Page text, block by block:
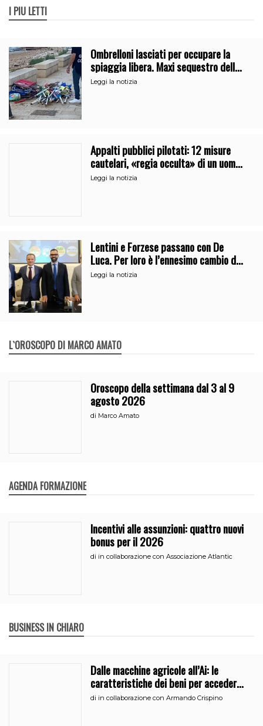
I PIÙ LETTI
Ombrelloni lasciati per occupare la
spiaggia libera. Maxi sequestro della
Guardia Costiera
Leggi la notizia
Appalti pubblici pilotati: 12 misure
cautelari, «regia occulta» di un uomo
vicino al clan
Leggi la notizia
Lentini e Forzese passano con De
Luca. Per loro è l’ennesimo cambio di
partito
Leggi la notizia
L`OROSCOPO DI MARCO AMATO
Oroscopo della settimana dal 3 al 9
agosto 2026
di Marco Amato
AGENDA FORMAZIONE
Incentivi alle assunzioni: quattro nuovi
bonus per il 2026
di in collaborazione con Associazione Atlantic
BUSINESS IN CHIARO
Dalle macchine agricole all’Ai: le
caratteristiche dei beni per accedere
all’iperammortamento
di in collaborazione con Armando Crispino